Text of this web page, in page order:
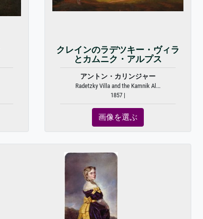
クレインのラデツキー・ヴィラ
とカムニク・アルプス
アントン・カリンジャー
Radetzky Villa and the Kamnik Al...
1857 |
画像を選ぶ